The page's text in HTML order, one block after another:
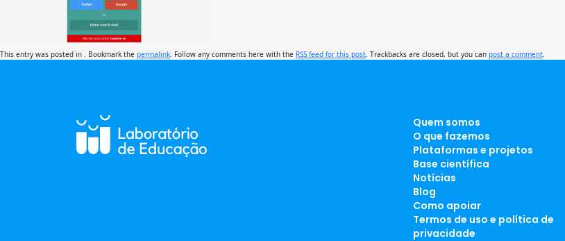
This entry was posted in . Bookmark the permalink . Follow any comments here with the RSS feed for this post . Trackbacks are closed, but you can post a comment
Quem somos
O que fazemos
Plataformas e projetos
Base científica
Notícias
Blog
Como apoiar
Termos de uso e política de
privacidade